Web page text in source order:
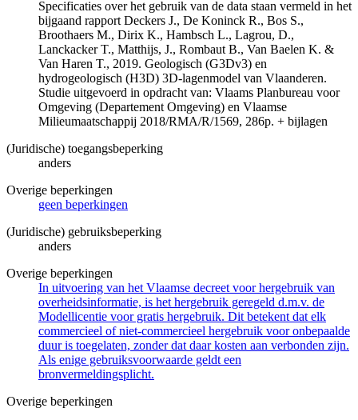
Specificaties over het gebruik van de data staan vermeld in het
bijgaand rapport Deckers J., De Koninck R., Bos S.,
Broothaers M., Dirix K., Hambsch L., Lagrou, D.,
Lanckacker T., Matthijs, J., Rombaut B., Van Baelen K. &
Van Haren T., 2019. Geologisch (G3Dv3) en
hydrogeologisch (H3D) 3D-lagenmodel van Vlaanderen.
Studie uitgevoerd in opdracht van: Vlaams Planbureau voor
Omgeving (Departement Omgeving) en Vlaamse
Milieumaatschappij 2018/RMA/R/1569, 286p. + bijlagen
(Juridische) toegangsbeperking
anders
Overige beperkingen
geen beperkingen
(Juridische) gebruiksbeperking
anders
Overige beperkingen
In uitvoering van het Vlaamse decreet voor hergebruik van
overheidsinformatie, is het hergebruik geregeld d.m.v. de
Modellicentie voor gratis hergebruik. Dit betekent dat elk
commercieel of niet-commercieel hergebruik voor onbepaalde
duur is toegelaten, zonder dat daar kosten aan verbonden zijn.
Als enige gebruiksvoorwaarde geldt een
bronvermeldingsplicht.
Overige beperkingen